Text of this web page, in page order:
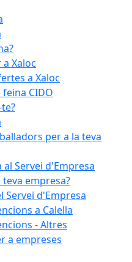
Xaloc
a Xaloc
CIDO
per a la teva
al Servei d'Empresa
empresa?
Servei d'Empresa
a Calella
- Altres
a empreses